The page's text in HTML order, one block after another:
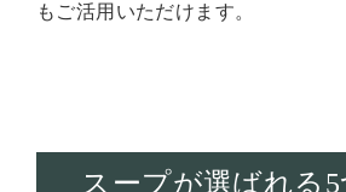
もご活用いただけます。
スープが選ばれる